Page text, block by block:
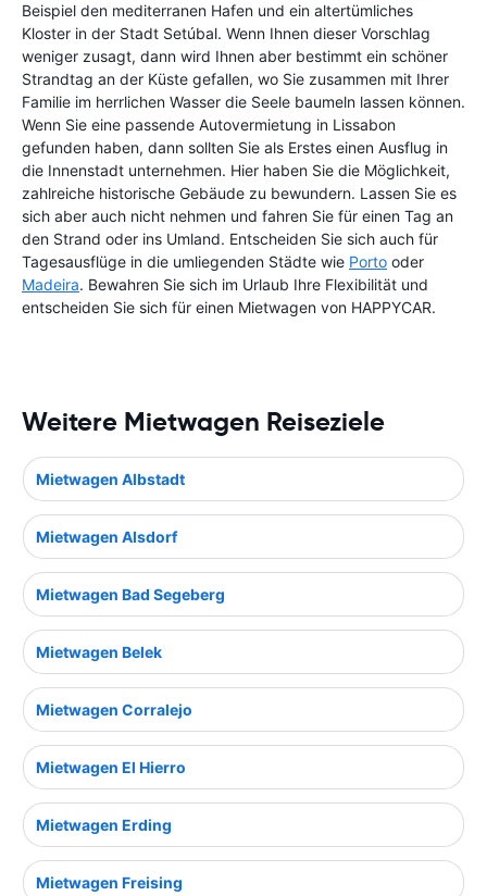
Beispiel den mediterranen Hafen und ein altertümliches
Kloster in der Stadt Setúbal. Wenn Ihnen dieser Vorschlag
weniger zusagt, dann wird Ihnen aber bestimmt ein schöner
Strandtag an der Küste gefallen, wo Sie zusammen mit Ihrer
Familie im herrlichen Wasser die Seele baumeln lassen können.
Wenn Sie eine passende Autovermietung in Lissabon
gefunden haben, dann sollten Sie als Erstes einen Ausflug in
die Innenstadt unternehmen. Hier haben Sie die Möglichkeit,
zahlreiche historische Gebäude zu bewundern. Lassen Sie es
sich aber auch nicht nehmen und fahren Sie für einen Tag an
den Strand oder ins Umland. Entscheiden Sie sich auch für
Tagesausflüge in die umliegenden Städte wie Porto oder
Madeira. Bewahren Sie sich im Urlaub Ihre Flexibilität und
entscheiden Sie sich für einen Mietwagen von HAPPYCAR.
Weitere Mietwagen Reiseziele
Mietwagen Albstadt
Mietwagen Alsdorf
Mietwagen Bad Segeberg
Mietwagen Belek
Mietwagen Corralejo
Mietwagen El Hierro
Mietwagen Erding
Mietwagen Freising